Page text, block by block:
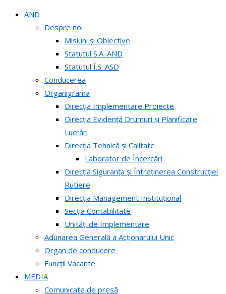
AND
Despre noi
Misiuni și Obiective
Statutul S.A. AND
Statutul Î.S. ASD
Conducerea
Organigrama
Direcția Implementare Proiecte
Direcția Evidență Drumuri și Planificare
Lucrări
Direcția Tehnică și Calitate
Laborator de Încercări
Direcția Siguranța și Întreținerea Construcției
Rutiere
Direcția Management Instituțional
Secția Contabilitate
Unități de Implementare
Adunarea Generală a Acționarului Unic
Organ de conducere
Funcții Vacante
MEDIA
Comunicate de presă